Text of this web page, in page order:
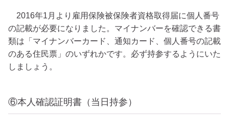
2016年1月より雇用保険被保険者資格取得届に個人番号
の記載が必要になりました。マイナンバーを確認できる書
類は「マイナンバーカード、通知カード、個人番号の記載
のある住民票」のいずれかです。必ず持参するようにいた
しましょう。
⑥本人確認証明書（当日持参）